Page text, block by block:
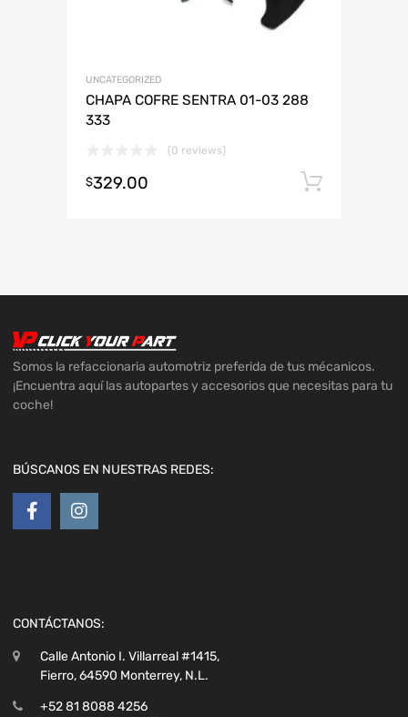
UNCATEGORIZED
CHAPA COFRE SENTRA 01-03 288
333
(0 reviews)
$329.00
Somos la refaccionaria automotriz preferida de tus mécanicos.
¡Encuentra aquí las autopartes y accesorios que necesitas para tu
coche!
BÚSCANOS EN NUESTRAS REDES:
CONTÁCTANOS:
Calle Antonio I. Villarreal #1415,
Fierro, 64590 Monterrey, N.L.
+52 81 8088 4256